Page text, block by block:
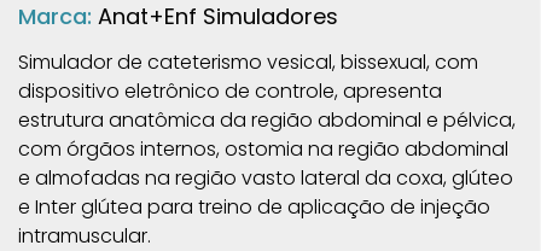
Marca: Anat+Enf Simuladores
Simulador de cateterismo vesical, bissexual, com
dispositivo eletrônico de controle, apresenta
estrutura anatômica da região abdominal e pélvica,
com órgãos internos, ostomia na região abdominal
e almofadas na região vasto lateral da coxa, glúteo
e Inter glútea para treino de aplicação de injeção
intramuscular.